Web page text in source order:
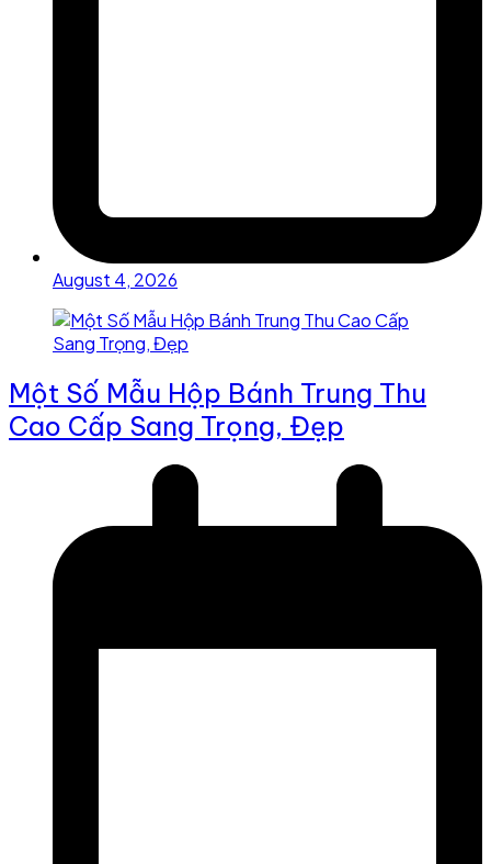
August 4, 2026
Một Số Mẫu Hộp Bánh Trung Thu
Cao Cấp Sang Trọng, Đẹp